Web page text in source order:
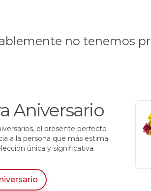
no tenemos
Aniversario
el presente perfecto
a la persona que más estima.
única y significativa.